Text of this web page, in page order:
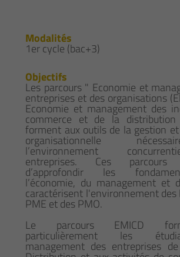
Modalités
1er cycle (bac+3)
Objectifs
Les parcours " Economie et
entreprises et des organisations
Economie et management des
commerce et de la distribution
forment aux outils de la gestion
organisationnelle
l’environnement
entreprises. Ces parcours
d’approfondir les
l’économie, du management et
caractérisent l'environnement des
PME et des PMO.
Le parcours EMICD
particulièrement les
management des entreprises